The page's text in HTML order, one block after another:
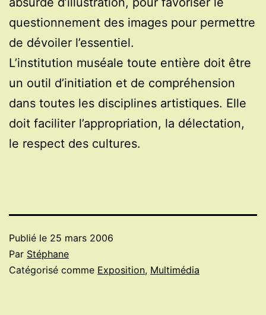
questionnement des images pour permettre
de dévoiler l’essentiel.
L’institution muséale toute entière doit être
un outil d’initiation et de compréhension
dans toutes les disciplines artistiques. Elle
doit faciliter l’appropriation, la délectation,
le respect des cultures.
Publié le 25 mars 2006
Par Stéphane
Catégorisé comme Exposition, Multimédia